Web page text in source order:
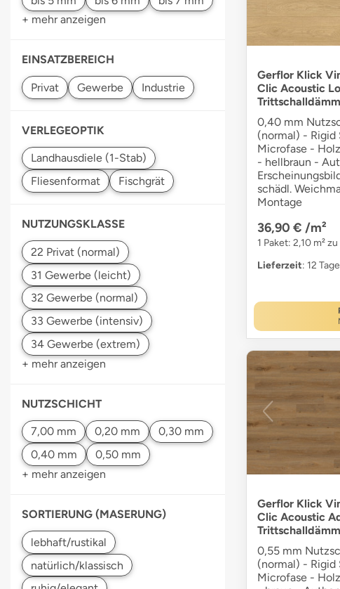
+ mehr anzeigen
EINSATZBEREICH
VERLEGEOPTIK
NUTZUNGSKLASSE
+ mehr anzeigen
NUTZSCHICHT
+ mehr anzeigen
SORTIERUNG (MASERUNG)
Gerflor Klick
Clic Acoustic
0,40 mm
(normal) - Rigid
Microfase -
- hellbraun -
schädl.
Montage
36,90 € /m²
1 Paket: 2,10 m²
Lieferzeit: 12 Tage
Gerflor Klick
Clic Acoustic
0,55 mm
(normal) - Rigid
Microfase -